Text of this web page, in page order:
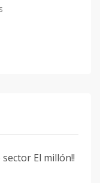
El millón!!